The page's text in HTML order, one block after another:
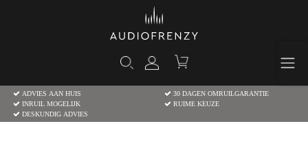
ADVIES AAN HUIS
30 DAGEN OMRUILGARANTIE
INRUIL MOGELIJK
RUIME KEUZE
DESKUNDIG ADVIES